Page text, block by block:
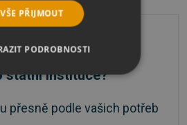
zájem o větší počet
státní instituce?
přesně podle vašich potřeb
VŠE PŘIJMOUT
PODROBNOSTI
NUTNÉ SOUBORY
SOUBORY